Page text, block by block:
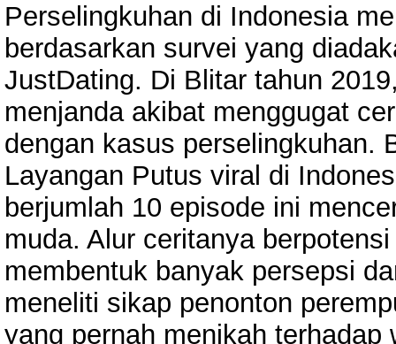
Perselingkuhan di Indonesia
berdasarkan survei yang
JustDating. Di Blitar tahun
menjanda akibat menggugat
dengan kasus perselingkuhan.
Layangan Putus viral di
berjumlah 10 episode ini
muda. Alur ceritanya berpotensi
membentuk banyak persepsi
meneliti sikap penonton
yang pernah menikah